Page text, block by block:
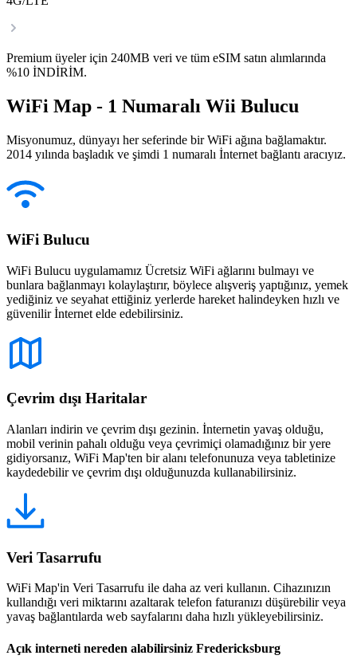
Premium üyeler için 240MB veri ve tüm eSIM satın alımlarında
%10 İNDİRİM.
WiFi Map - 1 Numaralı Wii Bulucu
Misyonumuz, dünyayı her seferinde bir WiFi ağına bağlamaktır.
2014 yılında başladık ve şimdi 1 numaralı İnternet bağlantı aracıyız.
WiFi Bulucu
WiFi Bulucu uygulamamız Ücretsiz WiFi ağlarını bulmayı ve
bunlara bağlanmayı kolaylaştırır, böylece alışveriş yaptığınız, yemek
yediğiniz ve seyahat ettiğiniz yerlerde hareket halindeyken hızlı ve
güvenilir İnternet elde edebilirsiniz.
Çevrim dışı Haritalar
Alanları indirin ve çevrim dışı gezinin. İnternetin yavaş olduğu,
mobil verinin pahalı olduğu veya çevrimiçi olamadığınız bir yere
gidiyorsanız, WiFi Map'ten bir alanı telefonunuza veya tabletinize
kaydedebilir ve çevrim dışı olduğunuzda kullanabilirsiniz.
Veri Tasarrufu
WiFi Map'in Veri Tasarrufu ile daha az veri kullanın. Cihazınızın
kullandığı veri miktarını azaltarak telefon faturanızı düşürebilir veya
yavaş bağlantılarda web sayfalarını daha hızlı yükleyebilirsiniz.
Açık interneti nereden alabilirsiniz Fredericksburg